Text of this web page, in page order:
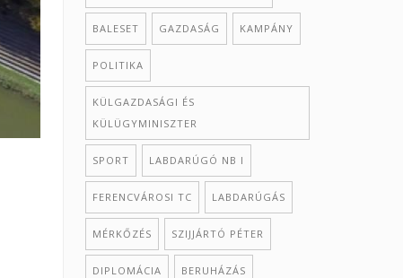
BALESET GAZDASÁG KAMPÁNY
POLITIKA
KÜLGAZDASÁGI ÉS
KÜLÜGYMINISZTER
SPORT LABDARÚGÓ NB I
FERENCVÁROSI TC LABDARÚGÁS
MÉRKŐZÉS SZIJJÁRTÓ PÉTER
DIPLOMÁCIA BERUHÁZÁS